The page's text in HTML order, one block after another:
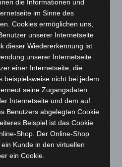
Notfallsanitäter starten beim
über A7 – Polizei sucht
Unfall auf Baustelle
Umbau in Langenhagen
die Informationen und
im Sinne des
Cookies ermöglichen uns,
unserer Internetseite
dieser Wiedererkennung ist
unserer Internetseite
einer Internetseite, die
beispielsweise nicht bei jedem
seine Zugangsdaten
Internetseite und dem auf
Benutzers abgelegten Cookie
Beispiel ist das Cookie
Shop. Der Online-Shop
Kunde in den virtuellen
ein Cookie.